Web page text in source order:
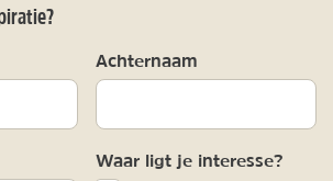
Achternaam
Waar ligt je interesse?